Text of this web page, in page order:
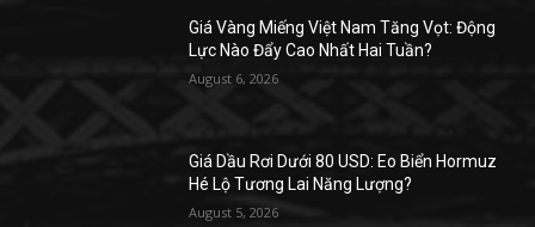
Giá Vàng Miếng Việt Nam Tăng Vọt: Động
Lực Nào Đẩy Cao Nhất Hai Tuần?
August 6, 2026
Giá Dầu Rơi Dưới 80 USD: Eo Biển Hormuz
Hé Lộ Tương Lai Năng Lượng?
August 5, 2026